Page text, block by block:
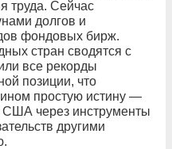
труда. Сейчас
долгов и
фондовых бирж.
стран сводятся с
все рекорды
позиции, что
простую истину —
США через инструменты
другими